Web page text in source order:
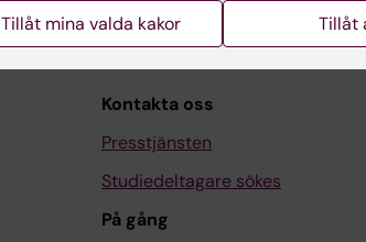
Kontakta oss
Presstjänsten
Studiedeltagare sökes
På gång
Tillåt mina valda kakor Tillåt